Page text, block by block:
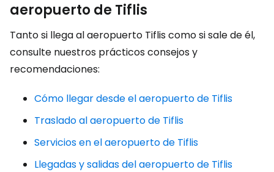
aeropuerto de Tiflis
Tanto si llega al aeropuerto Tiflis como si sale de él,
consulte nuestros prácticos consejos y
recomendaciones:
Cómo llegar desde el aeropuerto de Tiflis
Traslado al aeropuerto de Tiflis
Servicios en el aeropuerto de Tiflis
Llegadas y salidas del aeropuerto de Tiflis